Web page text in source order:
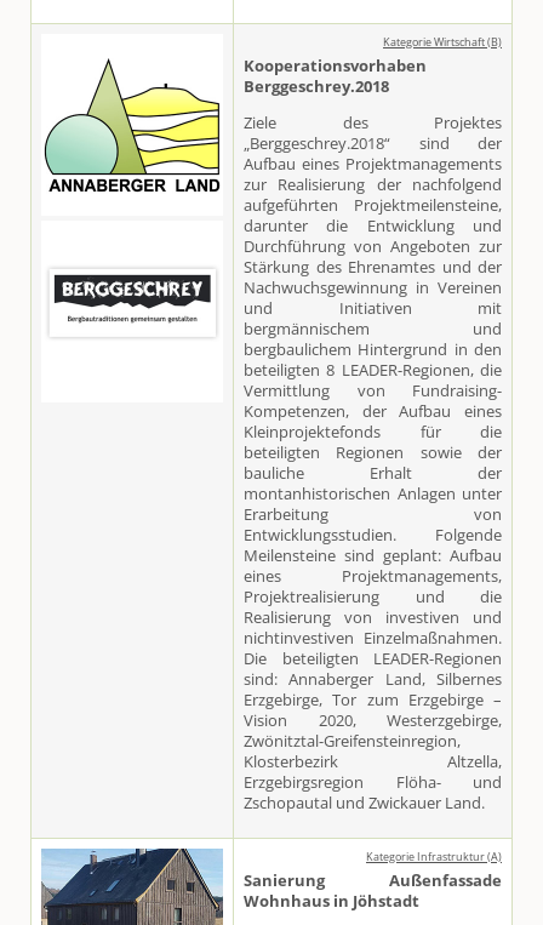
Kategorie Wirtschaft (B)
Kooperationsvorhaben
Berggeschrey.2018
Ziele des Projektes
„Berggeschrey.2018“ sind der
Aufbau eines Projektmanagements
zur Realisierung der nachfolgend
aufgeführten Projektmeilensteine,
darunter die Entwicklung und
Durchführung von Angeboten zur
Stärkung des Ehrenamtes und der
Nachwuchsgewinnung in Vereinen
und Initiativen mit
bergmännischem und
bergbaulichem Hintergrund in den
beteiligten 8 LEADER-Regionen, die
Vermittlung von Fundraising-
Kompetenzen, der Aufbau eines
Kleinprojektefonds für die
beteiligten Regionen sowie der
bauliche Erhalt der
montanhistorischen Anlagen unter
Erarbeitung von
Entwicklungsstudien. Folgende
Meilensteine sind geplant: Aufbau
eines Projektmanagements,
Projektrealisierung und die
Realisierung von investiven und
nichtinvestiven Einzelmaßnahmen.
Die beteiligten LEADER-Regionen
sind: Annaberger Land, Silbernes
Erzgebirge, Tor zum Erzgebirge –
Vision 2020, Westerzgebirge,
Zwönitztal-Greifensteinregion,
Klosterbezirk Altzella,
Erzgebirgsregion Flöha- und
Zschopautal und Zwickauer Land.
Kategorie Infrastruktur (A)
Sanierung Außenfassade
Wohnhaus in Jöhstadt